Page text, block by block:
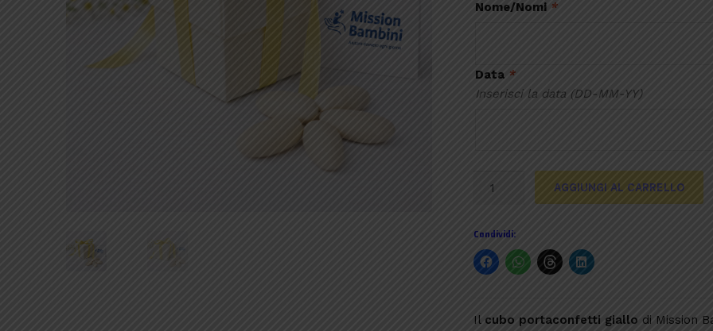
Nome/Nomi *
Data *
Inserisci la data (DD-MM-YY)
quantità
AGGIUNGI AL CARRELLO
Condividi:
Il cubo portaconfetti giallo di Mission